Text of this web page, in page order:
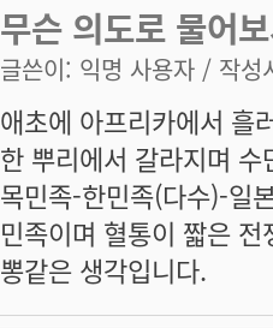
무슨 의도로 물어
글쓴이: 익명 사용자 / 작성
애초에 아프리카에서 흘
한 뿌리에서 갈라지며
목민족-한민족(다수)-일
민족이며 혈통이 짧은
뽕같은 생각입니다.